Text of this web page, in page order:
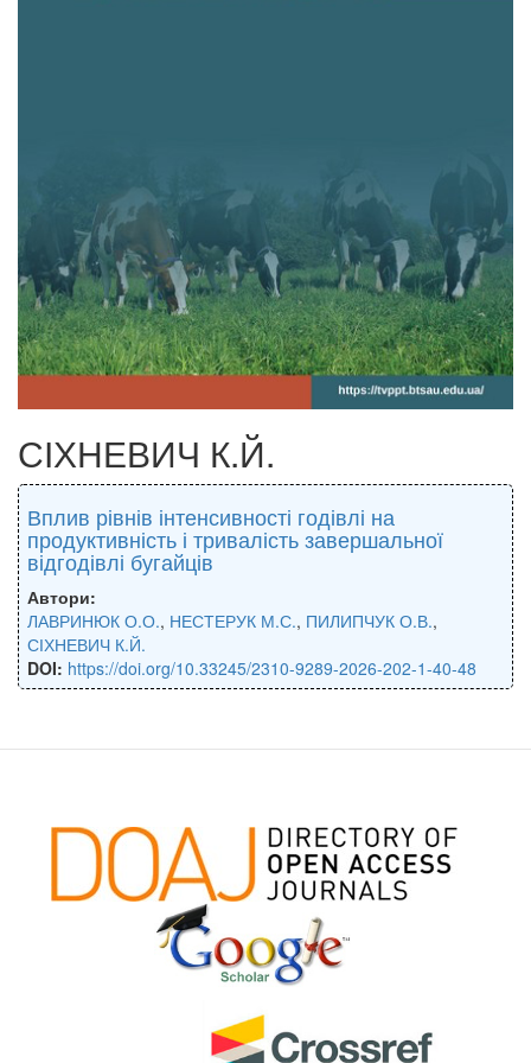
СІХНЕВИЧ К.Й.
Вплив рівнів інтенсивності годівлі на
продуктивність і тривалість завершальної
відгодівлі бугайців
Автори:
ЛАВРИНЮК О.О., НЕСТЕРУК М.С., ПИЛИПЧУК О.В.,
СІХНЕВИЧ К.Й.
DOI: https://doi.org/10.33245/2310-9289-2026-202-1-40-48